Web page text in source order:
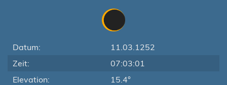
Datum:
11.03.1252
Zeit:
07:03:01
Elevation:
15.4°